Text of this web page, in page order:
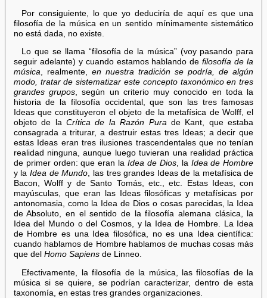
Por consiguiente, lo que yo deduciría de aquí es que una
filosofía de la música en un sentido mínimamente sistemático
no está dada, no existe.
Lo que se llama “filosofía de la música” (voy pasando para
seguir adelante) y cuando estamos hablando defilosofía de la
música, realmente, en nuestra tradición se podría, de algún
modo, tratar de sistematizar este concepto taxonómico en tres
grandes grupos, según un criterio muy conocido en toda la
historia de la filosofía occidental, que son las tres famosas
Ideas que constituyeron el objeto de la metafísica de Wolff, el
objeto de la Crítica de la Razón Purade Kant, que estaba
consagrada a triturar, a destruir estas tres Ideas; a decir que
estas Ideas eran tres ilusiones trascendentales que no tenían
realidad ninguna, aunque luego tuvieran una realidad práctica
de primer orden: que eran la Idea de Dios, la Idea de Hombre
y la Idea de Mundo, las tres grandes Ideas de la metafísica de
Bacon, Wolff y de Santo Tomás, etc., etc. Estas Ideas, con
mayúsculas, que eran las Ideas filosóficas y metafísicas por
antonomasia, como la Idea de Dios o cosas parecidas, la Idea
de Absoluto, en el sentido de la filosofía alemana clásica, la
Idea del Mundo o del Cosmos, y la Idea de Hombre. La Idea
de Hombre es una Idea filosófica, no es una Idea científica:
cuando hablamos de Hombre hablamos de muchas cosas más
que del Homo Sapiensde Linneo.
Efectivamente, la filosofía de la música, las filosofías de la
música si se quiere, se podrían caracterizar, dentro de esta
taxonomía, en estas tres grandes organizaciones.